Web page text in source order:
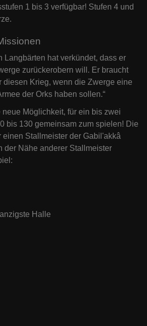
1 bis 3 verfügbar! Stufen 4 und
Langbärten hat verkündet, dass er
zurückerobern will. Er braucht
diesen Krieg, wenn die Zwerge eine
der Orks haben sollen.“
Möglichkeit, für ein bis zwei
bis 130 gemeinsam zum spielen! Die
einen Stallmeister der Gabil'akkâ
der Nähe anderer Stallmeister
Halle